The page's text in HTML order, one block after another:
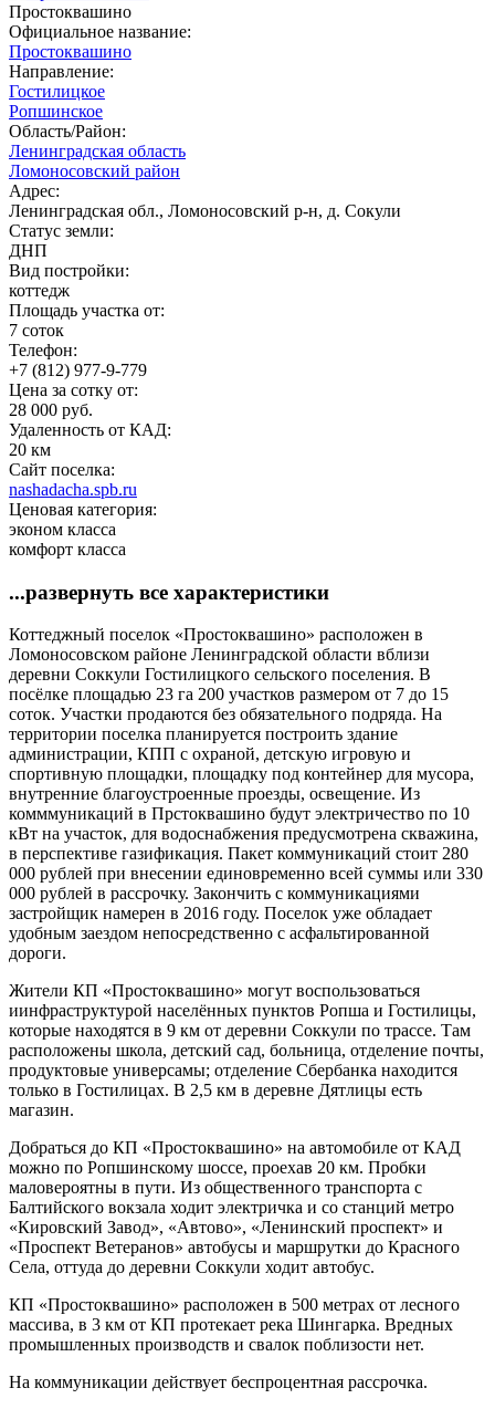
Простоквашино
Официальное название:
Простоквашино
Направление:
Гостилицкое
Ропшинское
Область/Район:
Ленинградская область
Ломоносовский район
Адрес:
Ленинградская обл., Ломоносовский р-н, д. Сокули
Статус земли:
ДНП
Вид постройки:
коттедж
Площадь участка от:
7 соток
Телефон:
+7 (812) 977-9-779
Цена за сотку от:
28 000 руб.
Удаленность от КАД:
20 км
Сайт поселка:
nashadacha.spb.ru
Ценовая категория:
эконом класса
комфорт класса
...развернуть все характеристики
Коттеджный поселок «Простоквашино» расположен в
Ломоносовском районе Ленинградской области вблизи
деревни Соккули Гостилицкого сельского поселения. В
посёлке площадью 23 га 200 участков размером от 7 до 15
соток. Участки продаются без обязательного подряда. На
территории поселка планируется построить здание
администрации, КПП с охраной, детскую игровую и
спортивную площадки, площадку под контейнер для мусора,
внутренние благоустроенные проезды, освещение. Из
комммуникаций в Прстоквашино будут электричество по 10
кВт на участок, для водоснабжения предусмотрена скважина,
в перспективе газификация. Пакет коммуникаций стоит 280
000 рублей при внесении единовременно всей суммы или 330
000 рублей в рассрочку. Закончить с коммуникациями
застройщик намерен в 2016 году. Поселок уже обладает
удобным заездом непосредственно с асфальтированной
дороги.
Жители КП «Простоквашино» могут воспользоваться
иинфраструктурой населённых пунктов Ропша и Гостилицы,
которые находятся в 9 км от деревни Соккули по трассе. Там
расположены школа, детский сад, больница, отделение почты,
продуктовые универсамы; отделение Сбербанка находится
только в Гостилицах. В 2,5 км в деревне Дятлицы есть
магазин.
Добраться до КП «Простоквашино» на автомобиле от КАД
можно по Ропшинскому шоссе, проехав 20 км. Пробки
маловероятны в пути. Из общественного транспорта с
Балтийского вокзала ходит электричка и со станций метро
«Кировский Завод», «Автово», «Ленинский проспект» и
«Проспект Ветеранов» автобусы и маршрутки до Красного
Села, оттуда до деревни Соккули ходит автобус.
КП «Простоквашино» расположен в 500 метрах от лесного
массива, в 3 км от КП протекает река Шингарка. Вредных
промышленных производств и свалок поблизости нет.
На коммуникации действует беспроцентная рассрочка.